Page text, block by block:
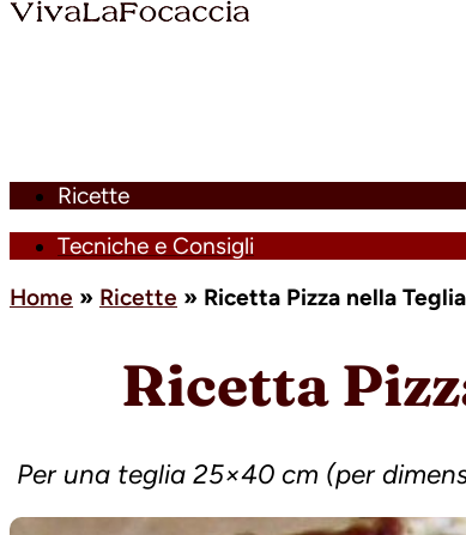
Ricette
Tecniche e Consigli
Home » Ricette » Ricetta Pizza nella
Ricetta
Per una teglia 25×40 cm (per